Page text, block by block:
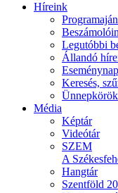
Híreink
Legutóbbi
Állandó
Keresés,
Ünnepkörök
Média
Képtár
Videótár
SZEM
A
Hangtár
Szentföld